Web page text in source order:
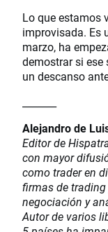
Lo que estamos
improvisada. Es
marzo, ha
demostrar si ese
un descanso
Alejandro de
Editor de
con mayor
como trader en
firmas de
negociación y
Autor de varios